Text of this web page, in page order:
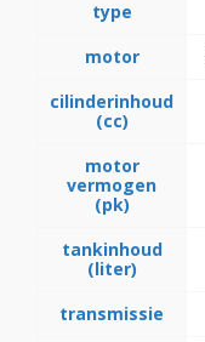
type
motor
cilinderinhoud
(cc)
motor
vermogen
(pk)
tankinhoud
(liter)
transmissie